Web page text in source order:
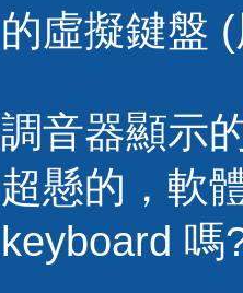
的虛擬鍵盤
調音器顯示
超懸的，軟
keyboard 嗎